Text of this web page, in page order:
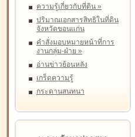
ความรู้เกี่ยวกับที่ดิน »
ปริมาณเอกสารสิทธิในที่ดิน
จังหวัดขอนแก่น
คำสั่งมอบหมายหน้าที่การ
งานกลุ่ม-ฝ่าย »
อ่านข่าวย้อนหลัง
เกร็ดความรู้
กระดานสนทนา